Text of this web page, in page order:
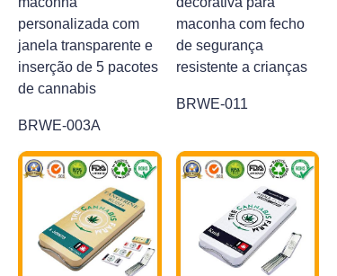
personalizada com
janela transparente e
inserção de 5 pacotes
de cannabis
BRWE-003A
maconha com fecho
de segurança
resistente a crianças
BRWE-011